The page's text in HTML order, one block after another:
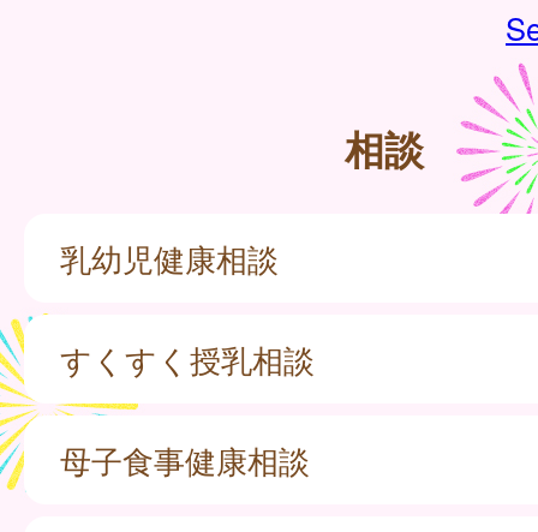
相談
乳幼児健康相談
すくすく授乳相談
母子食事健康相談